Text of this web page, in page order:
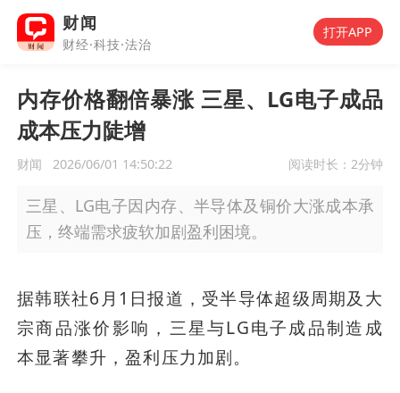
财闻
财经·科技·法治
打开APP
内存价格翻倍暴涨 三星、LG电子成品
成本压力陡增
财闻 2026/06/01 14:50:22 阅读时长： 2分钟
三星、LG电子因内存、半导体及铜价大涨成本承
压，终端需求疲软加剧盈利困境。
据韩联社6月1日报道，受半导体超级周期及大
宗商品涨价影响，三星与LG电子成品制造成
本显著攀升，盈利压力加剧。